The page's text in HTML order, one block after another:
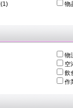
物
物
空
飲
作